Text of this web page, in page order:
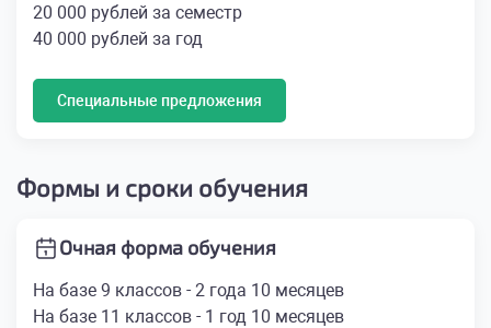
20 000 рублей за семестр
40 000 рублей за год
Специальные предложения
Формы и сроки обучения
Очная форма обучения
На базе 9 классов - 2 года 10 месяцев
На базе 11 классов - 1 год 10 месяцев